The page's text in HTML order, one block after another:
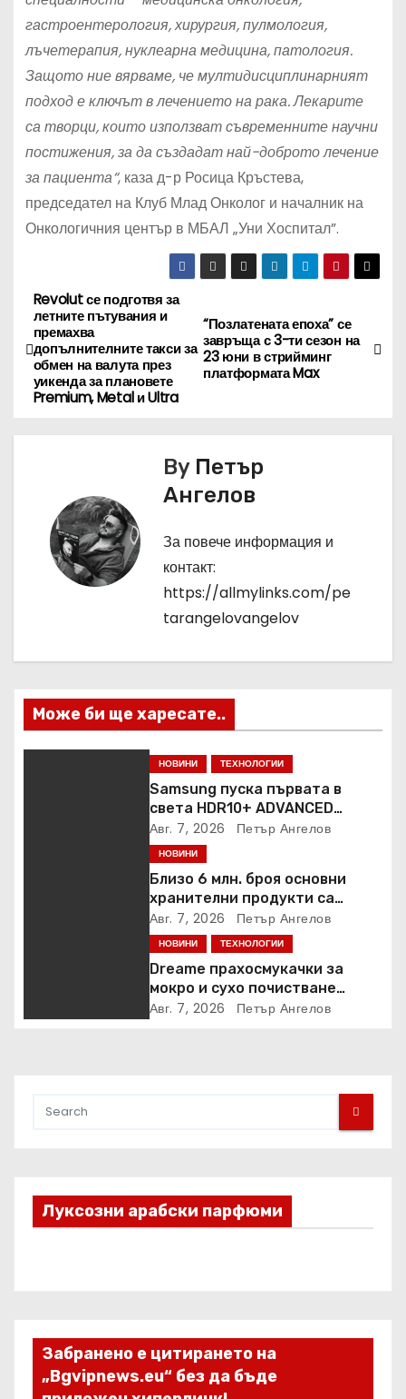
гастроентерология, хирургия, пулмология,
лъчетерапия, нуклеарна медицина, патология.
Защото ние вярваме, че мултидисциплинарният
подход е ключът в лечението на рака. Лекарите
са творци, които използват съвременните научни
постижения,за да създадат най-доброто лечение
за пациента“, каза д-р Росица Кръстева,
председател на Клуб Млад Онколог и началник на
Онкологичния център в МБАЛ „Уни Хоспитал”.
Н
а
в
“Позлатената епоха” се
завръща с 3-ти сезон на
23 юни в стрийминг
платформата Max
Revolut се подготвя за
летните пътувания и
премахва
допълнителните такси за
обмен на валута през
уикенда за плановете
Premium, Metal и Ultra
By Петър
Ангелов
За повече информация и
контакт:
https://allmylinks.com/pe
tarangelovangelov
Може би ще харесате..
НОВИНИ ТЕХНОЛОГИИ
Samsung пуска първата в
света HDR10+ ADVANCED
стрийминг услуга в Prime
Video
Авг. 7, 2026 Петър Ангелов
НОВИНИ
Близо 6 млн. броя основни
хранителни продукти са
закупени от „Кошница с
грижа“ в Kaufland от старта на
кампанията
Авг. 7, 2026 Петър Ангелов
НОВИНИ ТЕХНОЛОГИИ
Dreame прахосмукачки за
мокро и сухо почистване
надхвърлиха 2 000 патентни
Авг. 7, 2026 Петър Ангелов
Луксозни арабски парфюми
Забранено е цитирането на
„Bgvipnews.eu“ без да бъде